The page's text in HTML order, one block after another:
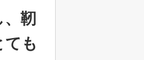
靭
ても